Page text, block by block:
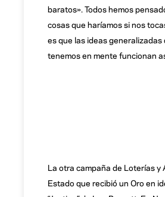
baratos». Todos hemos
cosas que haríamos si nos
es que las ideas generalizadas
tenemos en mente funcionan
La otra campaña de Loterías y
Estado que recibió un Oro en